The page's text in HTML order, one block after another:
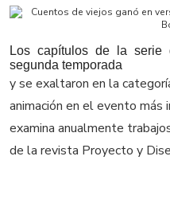
Los capítulos de la serie
segunda temporada
y se exaltaron en la
animación en el evento
examina anualmente
de la revista Proyecto y